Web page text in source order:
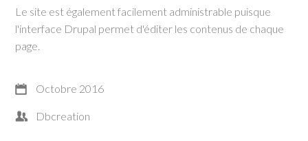
Le site est également facilement administrable puisque
l'interface Drupal permet d'éditer les contenus de chaque
page.
Octobre 2016
Dbcreation